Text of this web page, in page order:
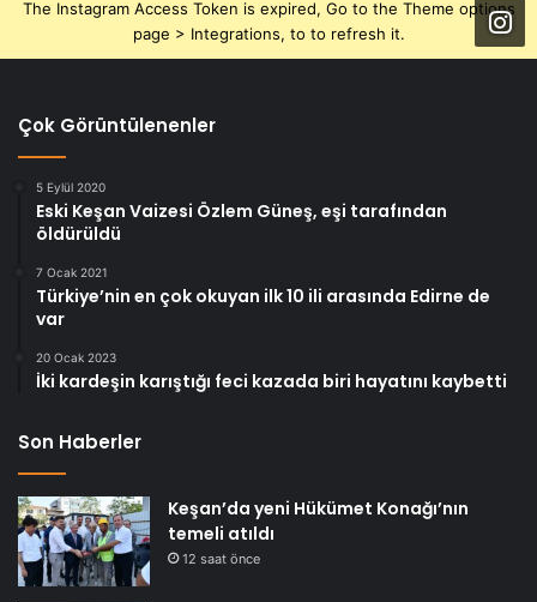
The Instagram Access Token is expired, Go to the Theme options
page > Integrations, to to refresh it.
Çok Görüntülenenler
5 Eylül 2020
Eski Keşan Vaizesi Özlem Güneş, eşi tarafından
öldürüldü
7 Ocak 2021
Türkiye’nin en çok okuyan ilk 10 ili arasında Edirne de
var
20 Ocak 2023
İki kardeşin karıştığı feci kazada biri hayatını kaybetti
Son Haberler
Keşan’da yeni Hükümet Konağı’nın
temeli atıldı
12 saat önce